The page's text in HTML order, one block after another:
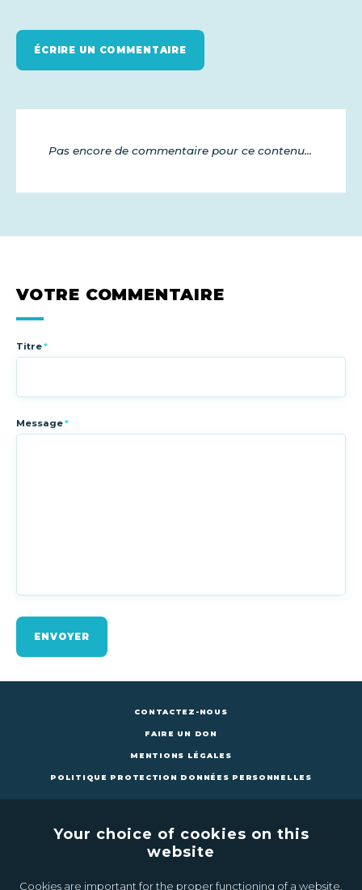
ÉCRIRE UN COMMENTAIRE
Pas encore de commentaire pour ce contenu...
VOTRE COMMENTAIRE
Titre*
Message*
ENVOYER
CONTACTEZ-NOUS
FAIRE UN DON
MENTIONS LÉGALES
POLITIQUE PROTECTION DONNÉES PERSONNELLES
Your choice of cookies on this
website
Cookies are important for the proper functioning of a website.